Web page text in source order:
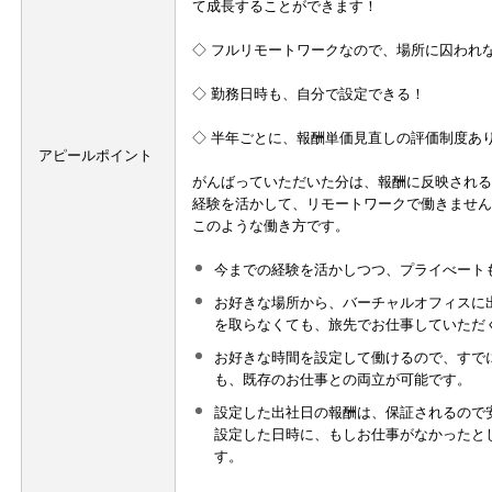
アピールポイント
て成長することができます！
◇ フルリモートワークなので、場所に囚われ
◇ 勤務日時も、自分で設定できる！
◇ 半年ごとに、報酬単価見直しの評価制度あ
がんばっていただいた分は、報酬に反映され
経験を活かして、リモートワークで働きませ
このような働き方です。
今までの経験を活かしつつ、プライべート
お好きな場所から、バーチャルオフィス
を取らなくても、旅先でお仕事していただ
お好きな時間を設定して働けるので、す
も、既存のお仕事との両立が可能です。
設定した出社日の報酬は、保証されるので
設定した日時に、もしお仕事がなかった
す。